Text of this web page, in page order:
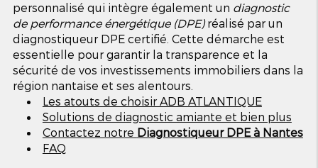
personnalisé qui intègre également un diagnostic
de performance énergétique (DPE)réalisé par un
diagnostiqueur DPE certifié. Cette démarche est
essentielle pour garantir la transparence et la
sécurité de vos investissements immobiliers dans la
région nantaise et ses alentours.
Les atouts de choisir ADB ATLANTIQUE
Solutions de diagnostic amiante et bien plus
Contactez notre Diagnostiqueur DPE à Nantes
FAQ